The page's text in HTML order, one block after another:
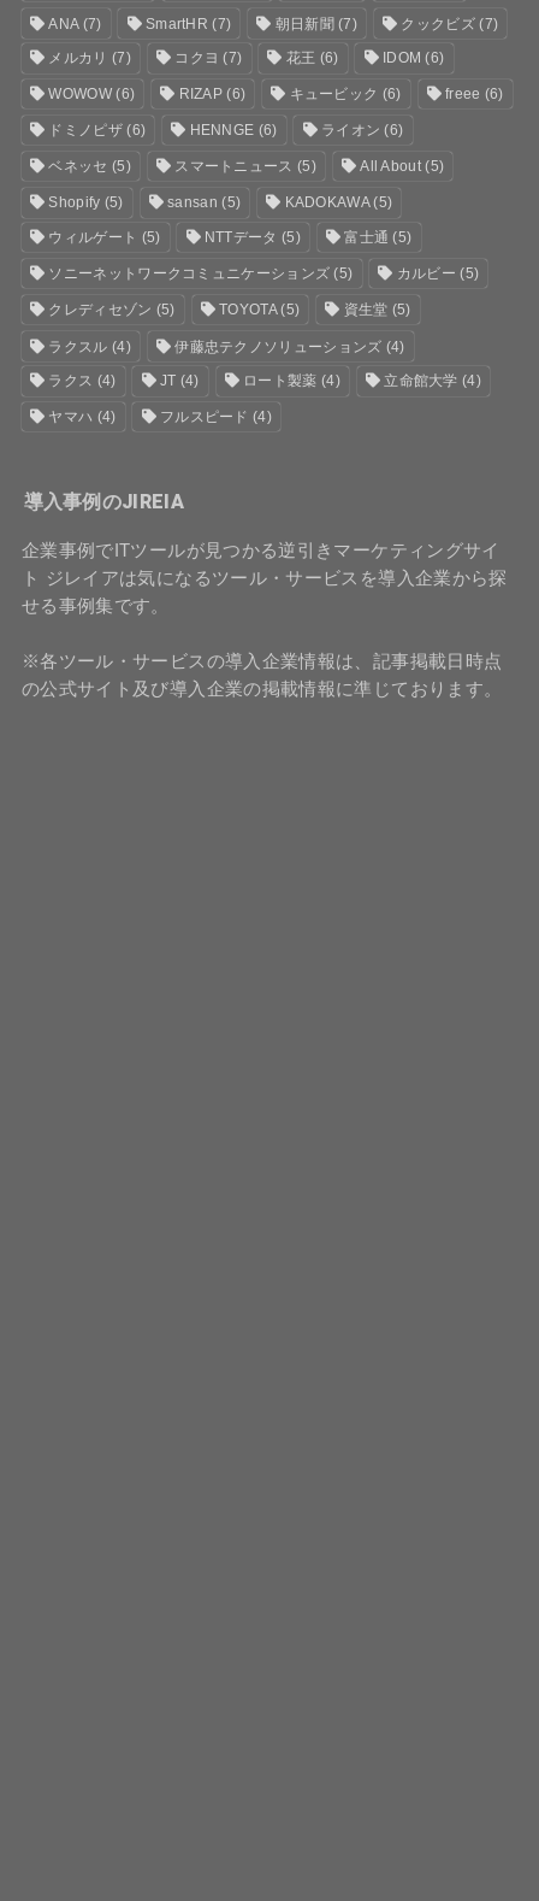
ANA(7) SmartHR (7) 朝日新聞(7) クックビズ(7)
メルカリ (7) コクヨ (7) 花王 (6) IDOM (6)
WOWOW(6) RIZAP (6) キュービック (6) freee (6)
ドミノピザ(6) HENNGE (6) ライオン (6)
ベネッセ (5) スマートニュース (5) All About(5)
Shopify (5) sansan (5) KADOKAWA(5)
ウィルゲート (5) NTTデータ (5) 富士通 (5)
ソニーネットワークコミュニケーションズ (5) カルビー (5)
クレディセゾン (5) TOYOTA(5) 資生堂 (5)
ラクスル (4) 伊藤忠テクノソリューションズ (4)
ラクス (4) JT (4) ロート製薬 (4) 立命館大学 (4)
ヤマハ (4) フルスピード (4)
導入事例のJIREIA
企業事例でITツールが見つかる逆引きマーケティングサイ
ト ジレイアは気になるツール・サービスを導入企業から探
せる事例集です。
※各ツール・サービスの導入企業情報は、記事掲載日時点
の公式サイト及び導入企業の掲載情報に準じております。